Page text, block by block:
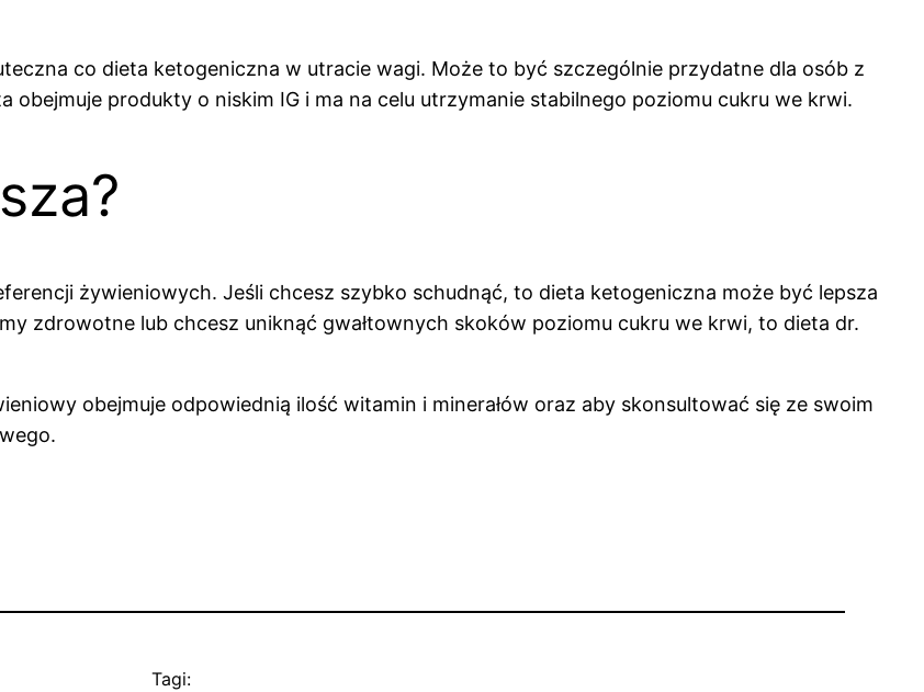
co dieta ketogeniczna w utracie wagi. Może to być szczególnie przydatne dla osób z
produkty o niskim IG i ma na celu utrzymanie stabilnego poziomu cukru we krwi.
żywieniowych. Jeśli chcesz szybko schudnąć, to dieta ketogeniczna może być lepsza
zdrowotne lub chcesz uniknąć gwałtownych skoków poziomu cukru we krwi, to dieta dr.
obejmuje odpowiednią ilość witamin i minerałów oraz aby skonsultować się ze swoim
Tagi: